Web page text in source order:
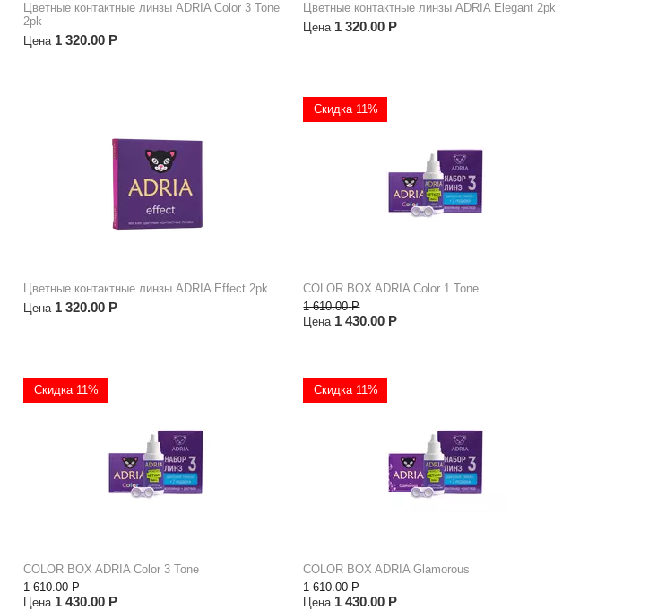
Цветные контактные линзы ADRIA Color 3 Tone
2pk
Цена 1 320.00 Р
Цветные контактные линзы ADRIA Elegant 2pk
Цена 1 320.00 Р
Цветные контактные линзы ADRIA Effect 2pk
Цена 1 320.00 Р
Скидка 11%
COLOR BOX ADRIA Color 1 Tone
1 610.00 Р
Цена 1 430.00 Р
Скидка 11%
COLOR BOX ADRIA Color 3 Tone
1 610.00 Р
Цена 1 430.00 Р
Скидка 11%
COLOR BOX ADRIA Glamorous
1 610.00 Р
Цена 1 430.00 Р